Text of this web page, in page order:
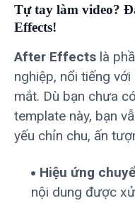
Tự tay làm video?
Effects!
After Effects là
nghiệp, nổi tiếng
mắt. Dù bạn chưa
template này, bạn
yếu chỉn chu, ấn
Hiệu ứng
nội dung được